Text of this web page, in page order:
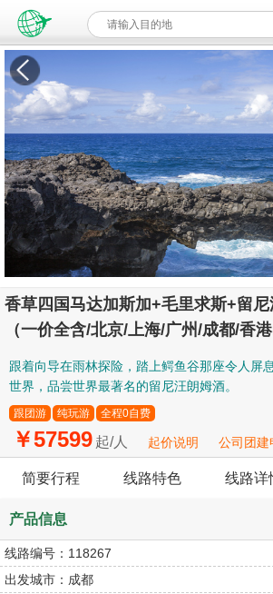
香草四国马达加斯加+毛里求斯+留
（一价全含/北京/上海/广州/成都/香
跟着向导在雨林探险，踏上鳄鱼谷那座令人屏
世界，品尝世界最著名的留尼汪朗姆酒。
跟团游 纯玩游 全程0自费
￥57599 起/人 起价说明 公司团建
简要行程 线路特色 线路详
产品信息
线路编号： 118267
出发城市： 成都